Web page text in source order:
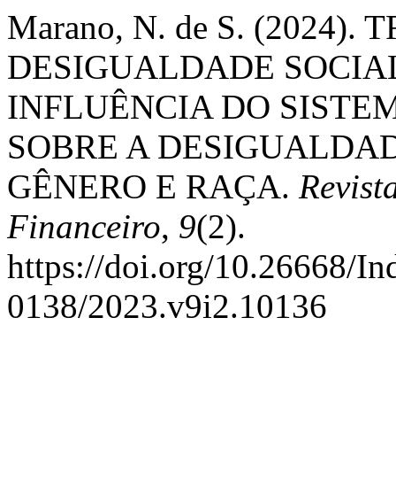
Marano, N. de S. (2024).
DESIGUALDADE
INFLUÊNCIA DO
SOBRE A
GÊNERO E RAÇA.
Financeiro, 9(2).
https://doi.org/10.26668/
0138/2023.v9i2.10136